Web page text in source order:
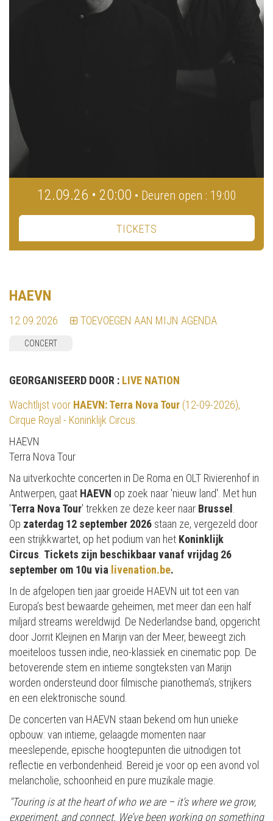
12.09.26 • 20:00 • Deuren open : 19:00
TICKETS
HAEVN
12.09.2026 TOEVOEGEN AAN MIJN AGENDA
CONCERT
GEORGANISEERD DOOR : LIVE NATION
Wachtlijst voor HAEVN: Terra Nova Tour (12-09-2026),
Cirque Royal - Koninklijk Circus.
HAEVN
Terra Nova Tour
Na uitverkochte concerten in De Roma en OLT Rivierenhof in
Antwerpen, gaat HAEVN op zoek naar 'nieuw land'. Met hun
'Terra Nova Tour' trekken ze deze keer naar Brussel
Op zaterdag 12 september 2026 staan ze, vergezeld door
een strijkkwartet, op het podium van het Koninklijk
Circus Tickets zijn beschikbaar vanaf vrijdag 26
september om 10u via livenation.be.
In de afgelopen tien jaar groeide HAEVN uit tot een van
Europa’s best bewaarde geheimen, met meer dan een half
miljard streams wereldwijd. De Nederlandse band, opgericht
door Jorrit Kleijnen en Marijn van der Meer, beweegt zich
moeiteloos tussen indie, neo-klassiek en cinematic pop. De
betoverende stem en intieme songteksten van Marijn
worden ondersteund door filmische pianothema’s, strijkers
en een elektronische sound.
De concerten van HAEVN staan bekend om hun unieke
opbouw: van intieme, gelaagde momenten naar
meeslepende, epische hoogtepunten die uitnodigen tot
reflectie en verbondenheid. Bereid je voor op een avond vol
melancholie, schoonheid en pure muzikale magie.
"Touring is at the heart of who we are – it’s where we grow,
experiment, and connect. We’ve been working on something